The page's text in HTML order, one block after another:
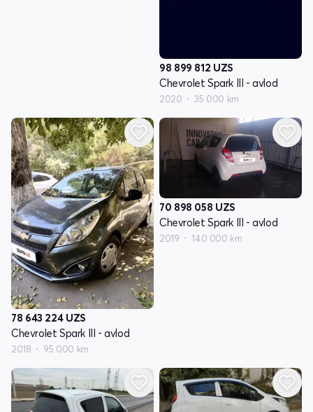
98 899 812 UZS
Chevrolet Spark III - avlod
2020 35 000 km
78 643 224 UZS
Chevrolet Spark III - avlod
2018 95 000 km
70 898 058 UZS
Chevrolet Spark III - avlod
2019 140 000 km